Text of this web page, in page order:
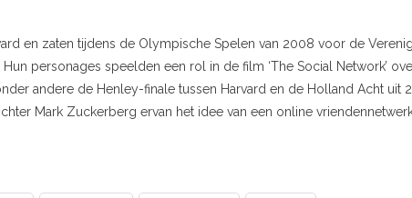
en zaten tijdens de Olympische Spelen van 2008 voor de
personages speelden een rol in de film ‘The Social Network’
andere de Henley-finale tussen Harvard en de Holland Acht uit
Mark Zuckerberg ervan het idee van een online